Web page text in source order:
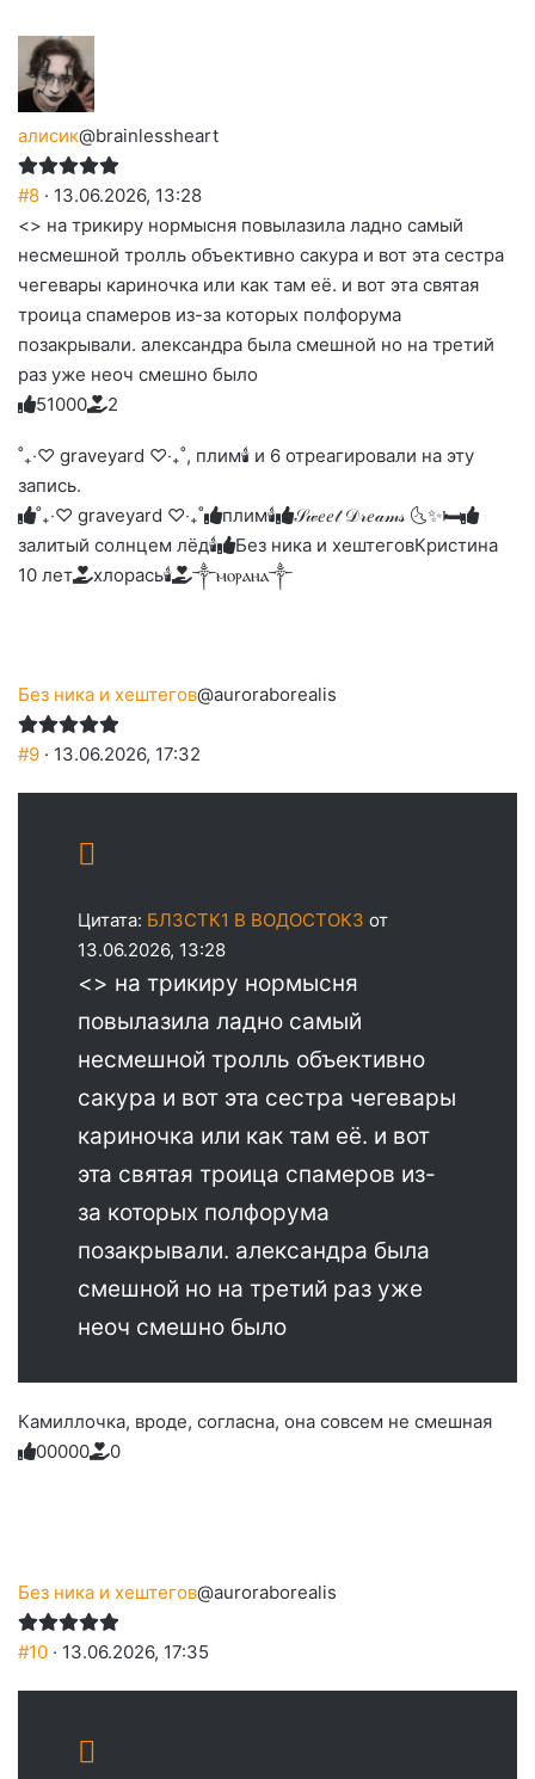
алисик@brainlessheart
#8 · 13.06.2026, 13:28
<> на трикиру нормысня повылазила ладно самый
несмешной тролль объективно сакура и вот эта сестра
чегевары кариночка или как там её. и вот эта святая
троица спамеров из-за которых полфорума
позакрывали. александра была смешной но на третий
раз уже неоч смешно было
Голосуйте
вверх.
5
Нажмите
реакцию:
улыбаюсь
1
Нажмите
реакцию:
смеюсь
до
слез
0
Нажмите
реакцию:
печаль
0
Нажмите
реакцию:
плачу
0
Нажмите
благодарю
2
˚₊‧♡ graveyard ♡‧₊˚, плим🕯️ и 6 отреагировали на эту
запись.
˚₊‧♡ graveyard ♡‧₊˚
плим🕯️
𝒮𝓌𝑒𝑒𝓉 𝒟𝓇𝑒𝒶𝓂𝓈 🌜✨🛏️
залитый солнцем лёд🕯
Без ника и хештеговКристина
10 лет
хлорась🕯 ༒ⲙⲟⲣⲁⲏⲁ༒
Без ника и хештегов@auroraborealis
#9 · 13.06.2026, 17:32
Цитата: БЛ3СТК1 В ВОДОСТОК3 от
13.06.2026, 13:28
<> на трикиру нормысня
повылазила ладно самый
несмешной тролль объективно
сакура и вот эта сестра чегевары
кариночка или как там её. и вот
эта святая троица спамеров из-
за которых полфорума
позакрывали. александра была
смешной но на третий раз уже
неоч смешно было
Камиллочка, вроде, согласна, она совсем не смешная
Голосуйте
0
Нажмите
0
Нажмите
0
Нажмите
0
Нажмите
0
Нажмите
0
Без ника и хештегов@auroraborealis
#10 · 13.06.2026, 17:35